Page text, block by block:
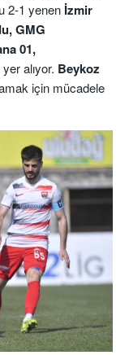
2-1 yenen İzmir
GMG
01,
alıyor. Beykoz
için mücadele